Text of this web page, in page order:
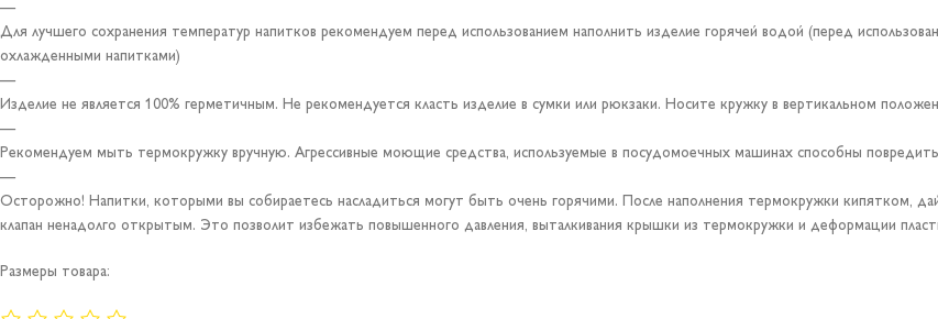
—
Для лучшего сохранения температур напитков рекомендуем перед использованием наполнить изделие горячей водой (перед
охлажденными напитками)
—
Изделие не является 100% герметичным. Не рекомендуется класть изделие в сумки или рюкзаки. Носите кружку в вертикальном
—
Рекомендуем мыть термокружку вручную. Агрессивные моющие средства, используемые в посудомоечных машинах способны
—
Осторожно! Напитки, которыми вы собираетесь насладиться могут быть очень горячими. После наполнения термокружки кипятком,
клапан ненадолго открытым. Это позволит избежать повышенного давления, выталкивания крышки из термокружки и деформации
Размеры товара: